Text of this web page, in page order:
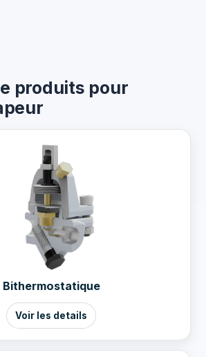
produits pour
Bithermostatique
Voir les details